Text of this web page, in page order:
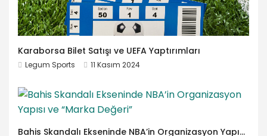
Karaborsa Bilet Satışı ve UEFA Yaptırımları
Legum Sports 11 Kasım 2024
Bahis Skandalı Ekseninde NBA’in Organizasyon Yapısı ve “Marka Değeri”